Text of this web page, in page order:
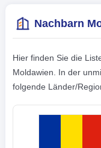
Nachbarn
Hier finden Sie die
Moldawien. In der
folgende Länder/